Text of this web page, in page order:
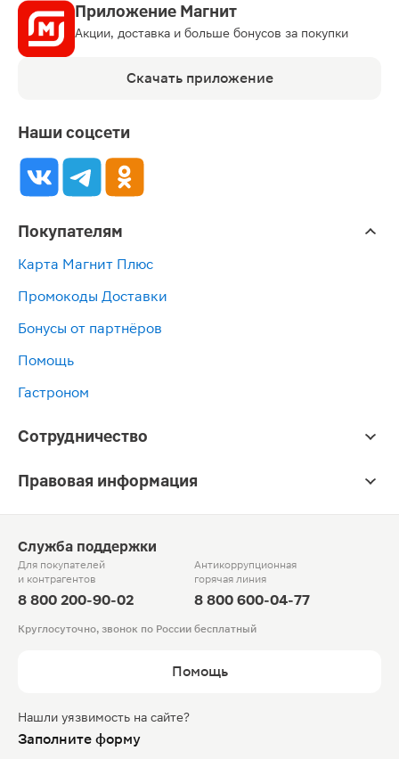
Приложение Магнит
Акции, доставка и больше бонусов за покупки
Скачать приложение
Наши соцсети
Покупателям
Карта Магнит Плюс
Промокоды Доставки
Бонусы от партнёров
Помощь
Гастроном
Сотрудничество
Правовая информация
Служба поддержки
Для покупателей
и контрагентов
8 800 200-90-02
Антикоррупционная
горячая линия
8 800 600-04-77
Круглосуточно, звонок по России бесплатный
Помощь
Нашли уязвимость на сайте?
Заполните форму